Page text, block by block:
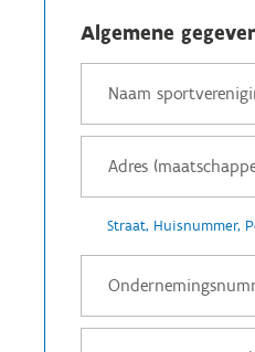
Algemene
Straat, Huisnummer,